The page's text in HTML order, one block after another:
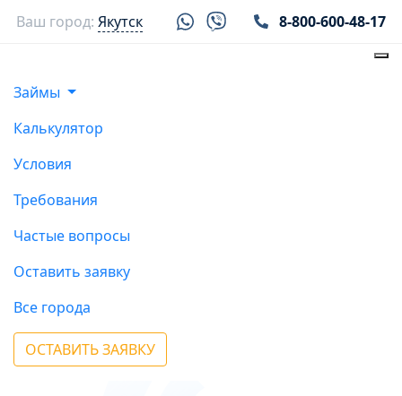
Ваш город: Якутск 8-800-600-48-17
Займы
Калькулятор
Условия
Требования
Частые вопросы
Оставить заявку
Все города
ОСТАВИТЬ ЗАЯВКУ